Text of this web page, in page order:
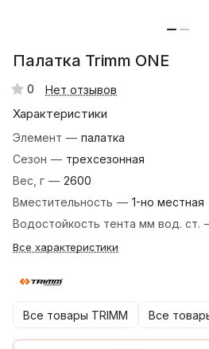
Палатка Trimm ONE
0 Нет отзывов
Характеристики
Элемент — палатка
Сезон — трехсезонная
Вес, г — 2600
Вместительность — 1-но местная
Водостойкость тента мм вод. ст.
Все характеристики
Все товары TRIMM Все